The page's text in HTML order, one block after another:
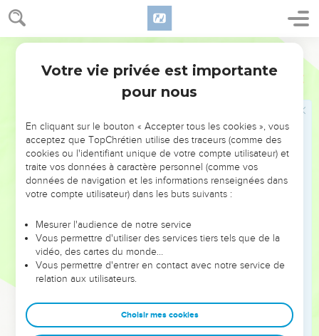
1 Corinthiens 11
vous boirez de cette coupe, vous annoncerez la mort du
Seigneur jusques à ce qu'il vienne.
C'est pourquoi quiconque mangera de ce pain, ou boira
corps et du sang du Seigneur.
Que chacun donc s'éprouve soi-même, et ainsi qu'il
Car celui qui [en] mange et qui [en] boit indignement,
mange et boit sa condamnation, ne distinguant point le
corps du Seigneur.
Et c'est pour cela que plusieurs sont faibles et malades
Car si nous nous jugions nous-mêmes, nous ne serions
point jugés.
Mais quand nous sommes jugés, nous sommes enseignés
par le Seigneur, afin que nous ne soyons point condamnés
avec le monde.
C'est pourquoi, mes frères, quand vous vous assemblez
Votre vie privée est importante
pour nous
En cliquant sur le bouton « Accepter tous les cookies », vous
acceptez que TopChrétien utilise des traceurs (comme des
cookies ou l'identifiant unique de votre compte utilisateur) et
traite vos données à caractère personnel (comme vos
données de navigation et les informations renseignées dans
votre compte utilisateur) dans les buts suivants :
Mesurer l'audience de notre service
Vous permettre d'utiliser des services tiers tels que de la
vidéo, des cartes du monde…
Vous permettre d'entrer en contact avec notre service de
relation aux utilisateurs.
Choisir mes cookies